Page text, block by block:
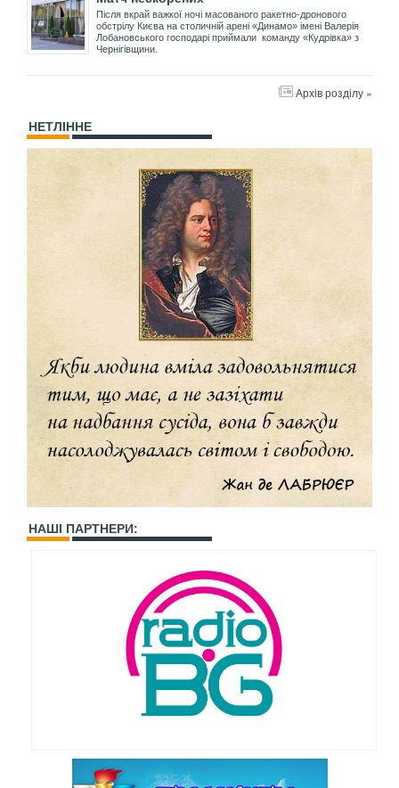
Після вкрай важкої ночі масованого ракетно-дронового
обстрілу Києва на столичній арені «Динамо» імені Валерія
Лобановського господарі приймали команду «Кудрівка» з
Чернігівщини.
Архів розділу »
НЕТЛІННЕ
НАШІ ПАРТНЕРИ: